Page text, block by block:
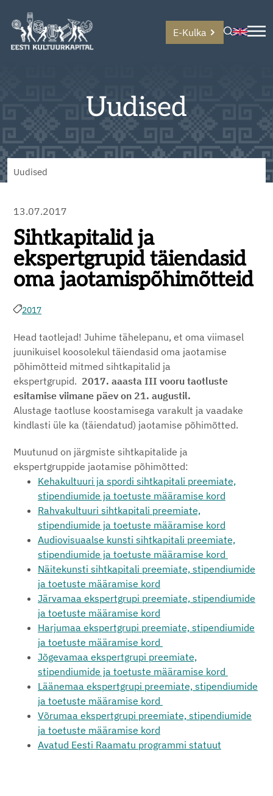
E-Kulka
Uudised
Uudised
13.07.2017
Sihtkapitalid ja
ekspertgrupid täiendasid
oma jaotamispõhimõtteid
2017
Head taotlejad! Juhime tähelepanu, et oma viimasel
juunikuisel koosolekul täiendasid oma jaotamise
põhimõtteid mitmed sihtkapitalid ja
ekspertgrupid. 2017. aaasta III vooru taotluste
esitamise viimane päev on 21. augustil.
Alustage taotluse koostamisega varakult ja vaadake
kindlasti üle ka (täiendatud) jaotamise põhimõtted.
Muutunud on järgmiste sihtkapitalide ja
ekspertgruppide jaotamise põhimõtted:
Kehakultuuri ja spordi sihtkapitali preemiate,
stipendiumide ja toetuste määramise kord
Rahvakultuuri sihtkapitali preemiate,
stipendiumide ja toetuste määramise kord
Audiovisuaalse kunsti sihtkapitali preemiate,
stipendiumide ja toetuste määramise kord
Näitekunsti sihtkapitali preemiate, stipendiumide
ja toetuste määramise kord
Järvamaa ekspertgrupi preemiate, stipendiumide
ja toetuste määramise kord
Harjumaa ekspertgrupi preemiate, stipendiumide
ja toetuste määramise kord
Jõgevamaa ekspertgrupi preemiate,
stipendiumide ja toetuste määramise kord
Läänemaa ekspertgrupi preemiate, stipendiumide
ja toetuste määramise kord
Võrumaa ekspertgrupi preemiate, stipendiumide
ja toetuste määramise kord
Avatud Eesti Raamatu programmi statuut